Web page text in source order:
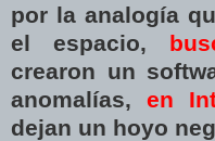
por la analogía
el espacio,
crearon un
anomalías, en
dejan un hoyo